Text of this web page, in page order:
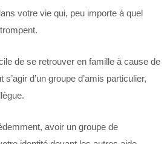
votre vie qui, peu importe à quel
de se retrouver en famille à cause de
d’un groupe d’amis particulier,
avoir un groupe de